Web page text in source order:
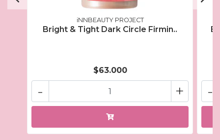
iNNBEAUTY PROJECT
Bright & Tight Dark Circle Firmin..
$63.000
+
- -